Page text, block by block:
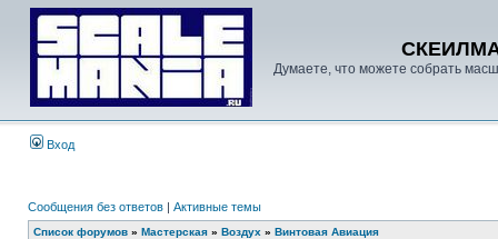
Думаете, что можете собрать
Вход
Сообщения без ответов | Активные темы
Список форумов » Мастерская » Воздух » Винтовая Авиация